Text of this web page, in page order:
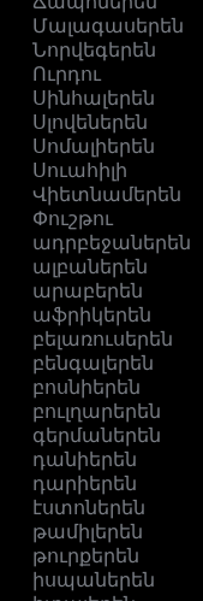
Մալագասերեն
Նորվեգերեն
Ուրդու
Սինհալերեն
Սլովեներեն
Սոմալիերեն
Սուահիլի
Վիետնամերեն
Փուշթու
ադրբեջաներեն
ալբաներեն
արաբերեն
աֆրիկերեն
բելառուսերեն
բենգալերեն
բոսնիերեն
բուլղարերեն
գերմաներեն
դանիերեն
դարիերեն
էստոներեն
թամիլերեն
թուրքերեն
իսպաներեն